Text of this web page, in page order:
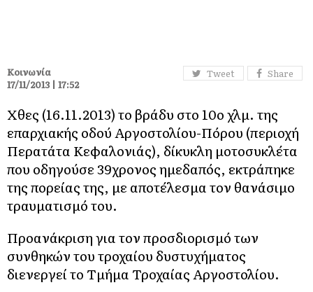
Tweet Share
Κοινωνία
17/11/2013 | 17:52
Χθες (16.11.2013) το βράδυ στο 10ο χλμ. της
επαρχιακής οδού Αργοστολίου-Πόρου (περιοχή
Περατάτα Κεφαλονιάς), δίκυκλη μοτοσυκλέτα
που οδηγούσε 39χρονος ημεδαπός, εκτράπηκε
της πορείας της, με αποτέλεσμα τον θανάσιμο
τραυματισμό του.
Προανάκριση για τον προσδιορισμό των
συνθηκών του τροχαίου δυστυχήματος
διενεργεί το Τμήμα Τροχαίας Αργοστολίου.